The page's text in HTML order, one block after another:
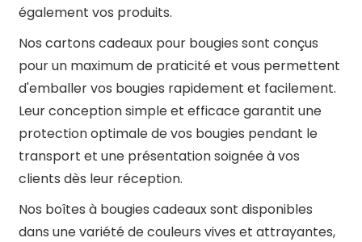
également vos produits.
Nos cartons cadeaux pour bougies sont conçus
pour un maximum de praticité et vous permettent
d'emballer vos bougies rapidement et facilement.
Leur conception simple et efficace garantit une
protection optimale de vos bougies pendant le
transport et une présentation soignée à vos
clients dès leur réception.
Nos boîtes à bougies cadeaux sont disponibles
dans une variété de couleurs vives et attrayantes,